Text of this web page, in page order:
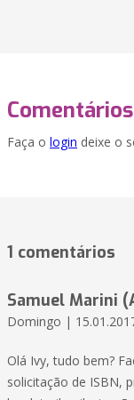
Comentários
Faça o login deixe o
1 comentários
Samuel Marini
Domingo |
Olá Ivy, tudo bem?
solicitação de ISBN,